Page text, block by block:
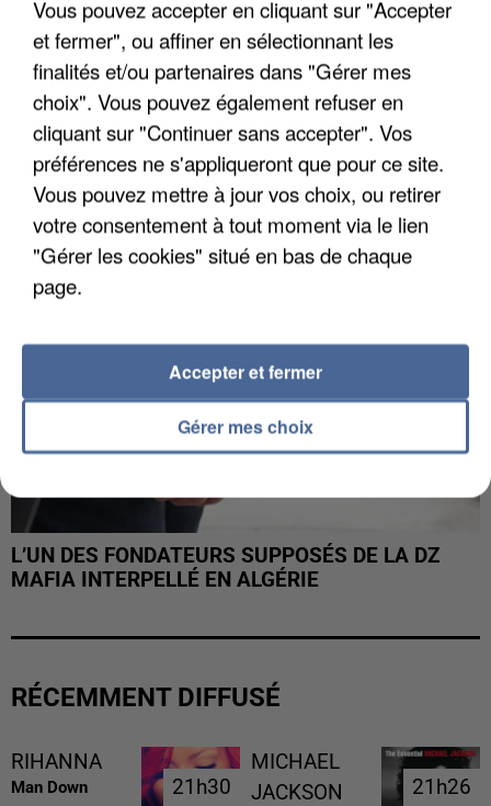
APRÈS TOUTES CES CANICULES, LES REFUGES
DE FAUNE SAUVAGE SONT...
L’UN DES FONDATEURS SUPPOSÉS DE LA DZ
MAFIA INTERPELLÉ EN ALGÉRIE
RÉCEMMENT DIFFUSÉ
RIHANNA
Man Down 21h30
21h30
MICHAEL
JACKSON
21h26
21h26
Vous pouvez accepter en cliquant sur "Accepter
et fermer", ou affiner en sélectionnant les
finalités et/ou partenaires dans "Gérer mes
choix". Vous pouvez également refuser en
cliquant sur "Continuer sans accepter". Vos
préférences ne s'appliqueront que pour ce site.
Vous pouvez mettre à jour vos choix, ou retirer
votre consentement à tout moment via le lien
"Gérer les cookies" situé en bas de chaque
page.
Gérer mes choix
Accepter et fermer